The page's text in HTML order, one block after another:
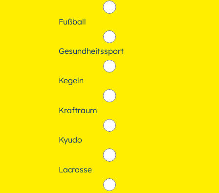
Fußball
Gesundheitssport
Kegeln
Kraftraum
Kyudo
Lacrosse